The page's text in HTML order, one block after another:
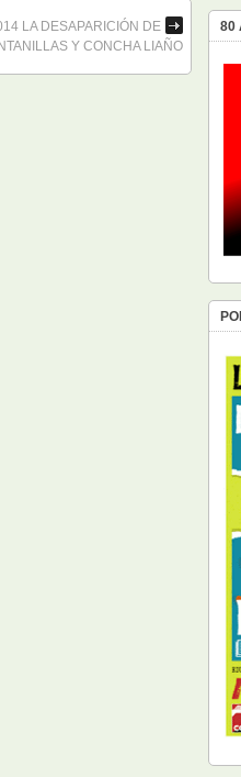
LA DESAPARICIÓN DE
Y CONCHA LIAÑO
80